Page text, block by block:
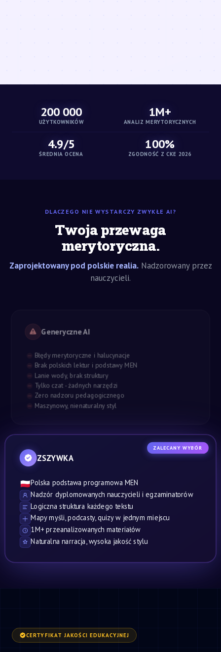
200 000
UŻYTKOWNIKÓW
1M+
ANALIZ MERYTORYCZNYCH
4.9/5
ŚREDNIA OCENA
100%
ZGODNOŚĆ Z CKE 2026
DLACZEGO NIE WYSTARCZY ZWYKŁE AI?
Twoja przewaga
merytoryczna.
Zaprojektowany pod polskie realia.Nadzorowany przez
nauczycieli.
Generyczne AI
Błędy merytoryczne i halucynacje
Brak polskich lektur i podstawy MEN
Lanie wody, brak struktury
Tylko czat - żadnych narzędzi
Zero nadzoru pedagogicznego
Maszynowy, nienaturalny styl
ZALECANY WYBÓR
ZSZYWKA
🇵🇱Polska podstawa programowa MEN
Nadzór dyplomowanych nauczycieli i egzaminatorów
Logiczna struktura każdego tekstu
Mapy myśli, podcasty, quizy w jednym miejscu
1M+ przeanalizowanych materiałów
Naturalna narracja, wysoka jakość stylu
CERTYFIKAT JAKOŚCI EDUKACYJNEJ